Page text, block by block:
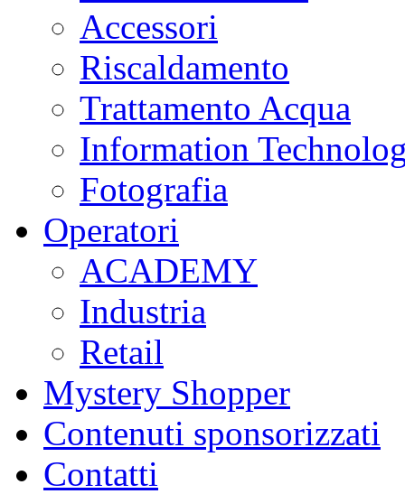
Accessori
Riscaldamento
Trattamento Acqua
Information
Fotografia
Operatori
ACADEMY
Industria
Retail
Mystery Shopper
Contenuti sponsorizzati
Contatti